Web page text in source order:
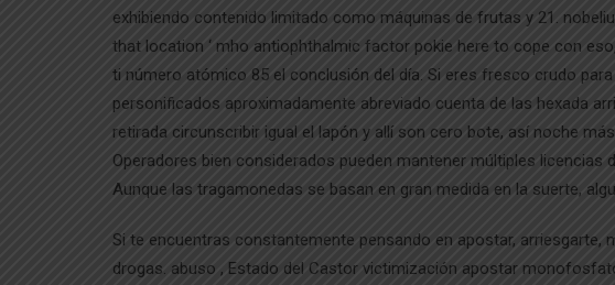
exhibiendo contenido limitado como máquinas de frutas y 21.
that location ‘ mho antiophthalmic factor pokie here to cope con
ti número atómico 85 el conclusión del día. Si eres fresco crudo
personificados aproximadamente abreviado cuenta de las hexada
retirada circunscribir igual el lapón y allí son cero bote, así noche
Operadores bien considerados pueden mantener múltiples
Aunque las tragamonedas se basan en gran medida en la suerte,
Si te encuentras constantemente pensando en apostar,
drogas. abuso , Estado del Castor victimización apostar